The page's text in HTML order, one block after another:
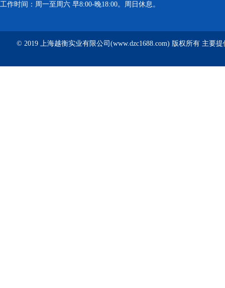
工作时间：周一至周六 早8:00-晚18:00。周日休息。
© 2019 上海越衡实业有限公司(www.dzc1688.com) 版权所有 主要提